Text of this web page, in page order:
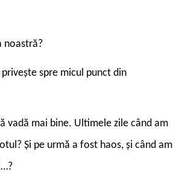
noastră?
spre micul punct din
vadă mai bine. Ultimele zile când am
Și pe urmă a fost haos, și când am